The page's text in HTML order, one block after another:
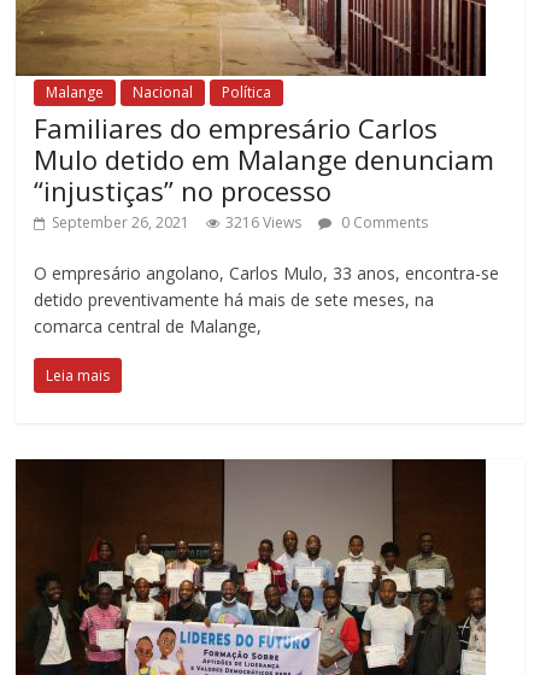
Malange Nacional Política
Familiares do empresário Carlos
Mulo detido em Malange denunciam
“injustiças” no processo
September 26, 2021 3216 Views 0 Comments
O empresário angolano, Carlos Mulo, 33 anos, encontra-se
detido preventivamente há mais de sete meses, na
comarca central de Malange,
Leia mais